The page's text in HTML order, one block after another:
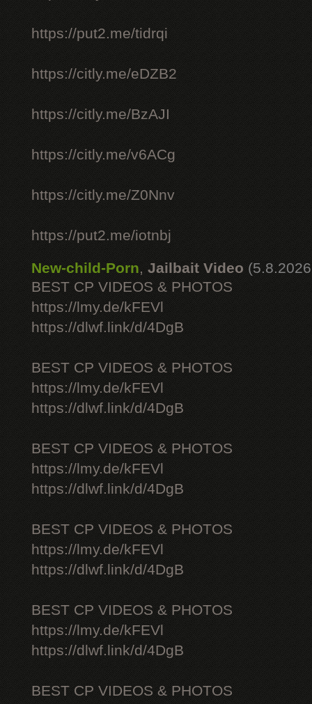
https://put2.me/tidrqi
https://citly.me/eDZB2
https://citly.me/BzAJI
https://citly.me/v6ACg
https://citly.me/Z0Nnv
https://put2.me/iotnbj
New-child-Porn, Jailbait Video
BEST CP VIDEOS & PHOTOS
https://lmy.de/kFEVl
https://dlwf.link/d/4DgB
BEST CP VIDEOS & PHOTOS
https://lmy.de/kFEVl
https://dlwf.link/d/4DgB
BEST CP VIDEOS & PHOTOS
https://lmy.de/kFEVl
https://dlwf.link/d/4DgB
BEST CP VIDEOS & PHOTOS
https://lmy.de/kFEVl
https://dlwf.link/d/4DgB
BEST CP VIDEOS & PHOTOS
https://lmy.de/kFEVl
https://dlwf.link/d/4DgB
BEST CP VIDEOS & PHOTOS